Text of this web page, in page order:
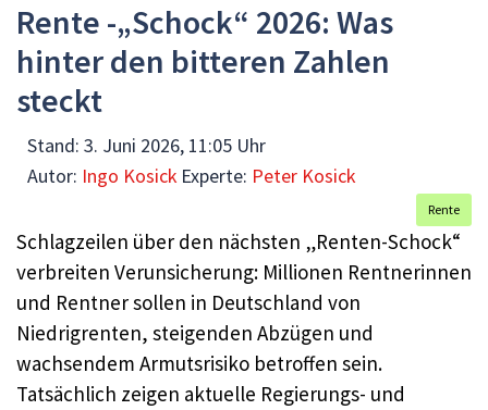
Rente -„Schock“ 2026: Was
hinter den bitteren Zahlen
steckt
Stand: 3. Juni 2026, 11:05 Uhr
Autor: Ingo Kosick Experte: Peter Kosick
Rente
Schlagzeilen über den nächsten „Renten-Schock“
verbreiten Verunsicherung: Millionen Rentnerinnen
und Rentner sollen in Deutschland von
Niedrigrenten, steigenden Abzügen und
wachsendem Armutsrisiko betroffen sein.
Tatsächlich zeigen aktuelle Regierungs- und